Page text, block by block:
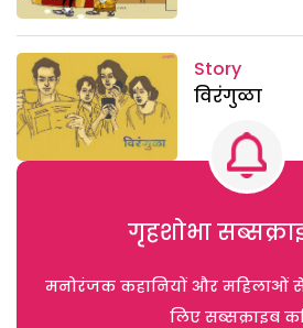
Story
विरंगुळा
गृहशोभा
मनोरंजक कहानियों और महिलाओं
लिए सब्सक्राइब